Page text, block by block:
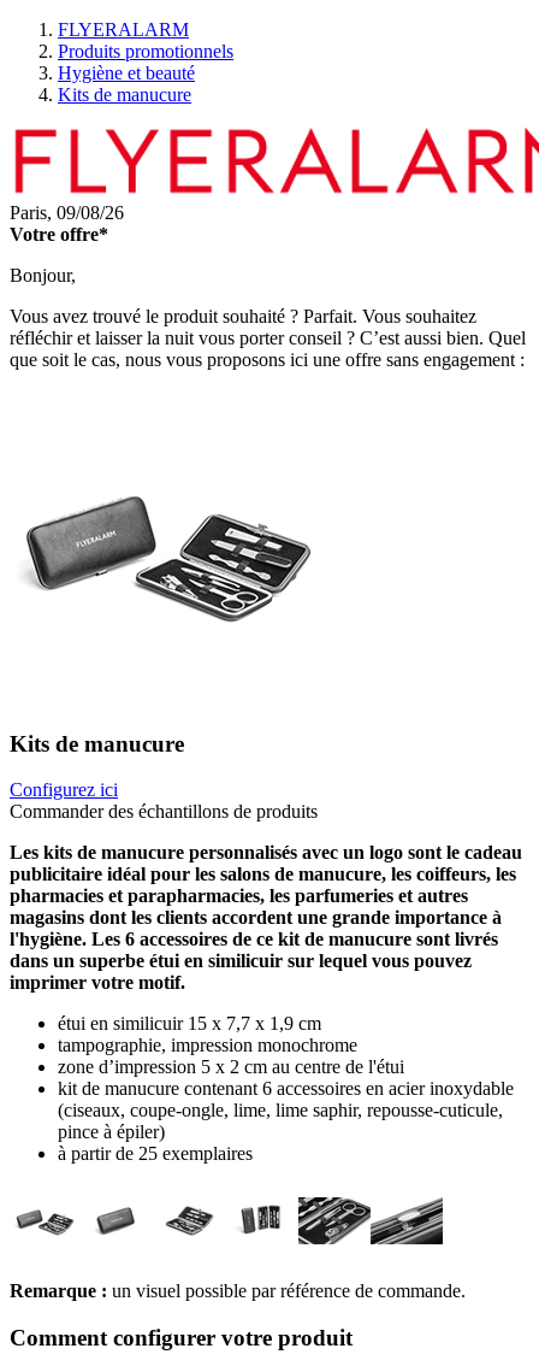
FLYERALARM
Produits promotionnels
Hygiène et beauté
Kits de manucure
Paris, 09/08/26
Votre offre*
Bonjour,
Vous avez trouvé le produit souhaité ? Parfait. Vous souhaitez
réfléchir et laisser la nuit vous porter conseil ? C’est aussi bien. Quel
que soit le cas, nous vous proposons ici une offre sans engagement :
Kits de manucure
Configurez ici
Commander des échantillons de produits
Les kits de manucure personnalisés avec un logo sont le cadeau
publicitaire idéal pour les salons de manucure, les coiffeurs, les
pharmacies et parapharmacies, les parfumeries et autres
magasins dont les clients accordent une grande importance à
l'hygiène. Les 6 accessoires de ce kit de manucure sont livrés
dans un superbe étui en similicuir sur lequel vous pouvez
imprimer votre motif.
étui en similicuir 15 x 7,7 x 1,9 cm
tampographie, impression monochrome
zone d’impression 5 x 2 cm au centre de l'étui
kit de manucure contenant 6 accessoires en acier inoxydable
(ciseaux, coupe-ongle, lime, lime saphir, repousse-cuticule,
pince à épiler)
à partir de 25 exemplaires
Remarque : un visuel possible par référence de commande.
Comment configurer votre produit